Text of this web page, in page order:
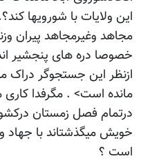
این ولایات با شورویها
مجاهد وغیرمجاهد پیران
خصوصا دره های پنجشیر
ازنظر این جستجوگر
مانده است> . مگرفدا
درتمام فصل زمستان
خویش میگذشتاند با
است ؟